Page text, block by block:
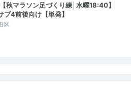
秋マラソン足づくり練│水曜18:40】
ブ4前後向け【単発】
区